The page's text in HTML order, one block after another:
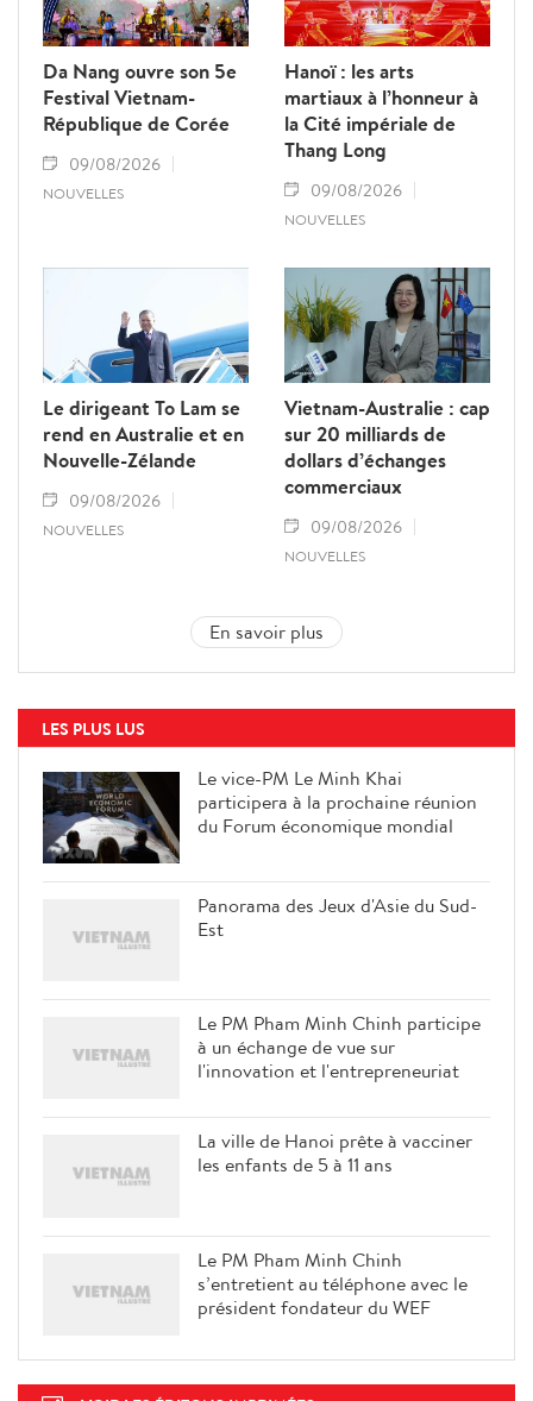
Da Nang ouvre son 5e
Festival Vietnam-
République de Corée
09/08/2026
NOUVELLES
Hanoï : les arts
martiaux à l’honneur à
la Cité impériale de
Thang Long
09/08/2026
NOUVELLES
Le dirigeant To Lam se
rend en Australie et en
Nouvelle-Zélande
09/08/2026
NOUVELLES
Vietnam-Australie : cap
sur 20 milliards de
dollars d’échanges
commerciaux
09/08/2026
NOUVELLES
En savoir plus
LES PLUS LUS
Le vice-PM Le Minh Khai
participera à la prochaine réunion
du Forum économique mondial
Panorama des Jeux d'Asie du Sud-
Est
Le PM Pham Minh Chinh participe
à un échange de vue sur
l'innovation et l'entrepreneuriat
La ville de Hanoi prête à vacciner
les enfants de 5 à 11 ans
Le PM Pham Minh Chinh
s’entretient au téléphone avec le
président fondateur du WEF